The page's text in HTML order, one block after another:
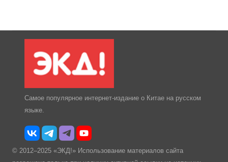
Самое популярное интернет-издание о Китае на русском
языке.
© 2012–2025 «ЭКД!» Использование материалов сайта